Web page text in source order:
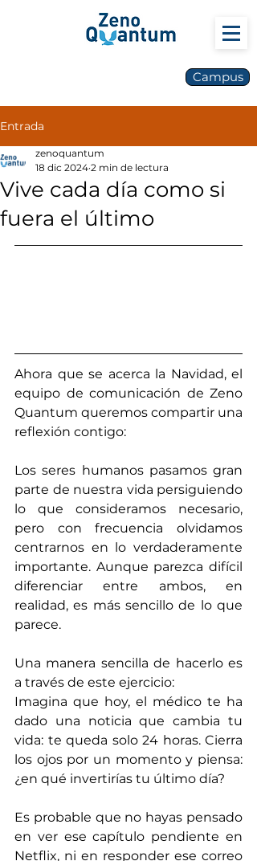
Campus
Entrada
Vive cada día como si
fuera el último
zenoquantum
18 dic 2024 2 min de lectura
Ahora que se acerca la Navidad, el
equipo de comunicación de Zeno
Quantum queremos compartir una
reflexión contigo:
Los seres humanos pasamos gran
parte de nuestra vida persiguiendo
lo que consideramos necesario,
pero con frecuencia olvidamos
centrarnos en lo verdaderamente
importante. Aunque parezca difícil
diferenciar entre ambos, en
realidad, es más sencillo de lo que
parece.
Una manera sencilla de hacerlo es
a través de este ejercicio:
Imagina que hoy, el médico te ha
dado una noticia que cambia tu
vida: te queda solo 24 horas. Cierra
los ojos por un momento y piensa:
¿en qué invertirías tu último día?
Es probable que no hayas pensado
en ver ese capítulo pendiente en
Netflix, ni en responder ese correo